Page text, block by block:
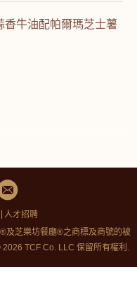
香牛油配帕爾瑪芝士薯
人才招聘
及芝樂坊餐廳®之商標及商號的被
TCF Co. LLC 保留所有權利.